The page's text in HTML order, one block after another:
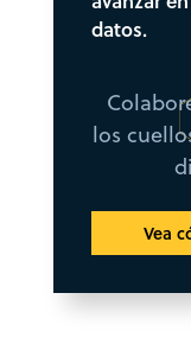
datos.
los
Vea